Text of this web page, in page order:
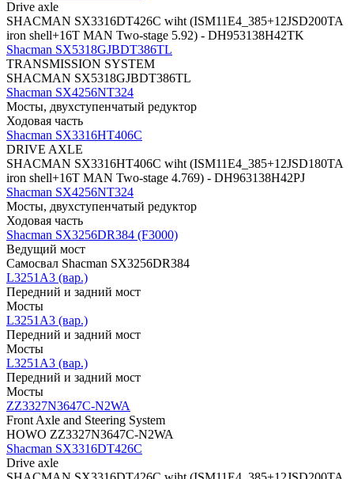
Drive axle
SHACMAN SX3316DT426C wiht (ISM11E4_385+12JSD200TA
iron shell+16T MAN Two-stage 5.92) - DH953138H42TK
Shacman SX5318GJBDT386TL
TRANSMISSION SYSTEM
SHACMAN SX5318GJBDT386TL
Shacman SX4256NT324
Мосты, двухступенчатый редуктор
Ходовая часть
Shacman SX3316HT406C
DRIVE AXLE
SHACMAN SX3316HT406C wiht (ISM11E4_385+12JSD180TA
iron shell+16T MAN Two-stage 4.769) - DH963138H42PJ
Shacman SX4256NT324
Мосты, двухступенчатый редуктор
Ходовая часть
Shacman SX3256DR384 (F3000)
Ведущий мост
Самосвал Shacman SX3256DR384
L3251A3 (вар.)
Передний и задний мост
Мосты
L3251A3 (вар.)
Передний и задний мост
Мосты
L3251A3 (вар.)
Передний и задний мост
Мосты
ZZ3327N3647C-N2WA
Front Axle and Steering System
HOWO ZZ3327N3647C-N2WA
Shacman SX3316DT426C
Drive axle